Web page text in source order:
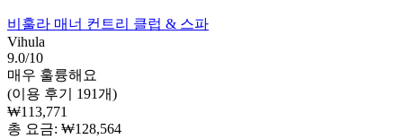
비훌라 매너 컨트리 클럽 & 스파
Vihula
9.0/10
매우 훌륭해요
(이용 후기 191개)
₩113,771
총 요금: ₩128,564